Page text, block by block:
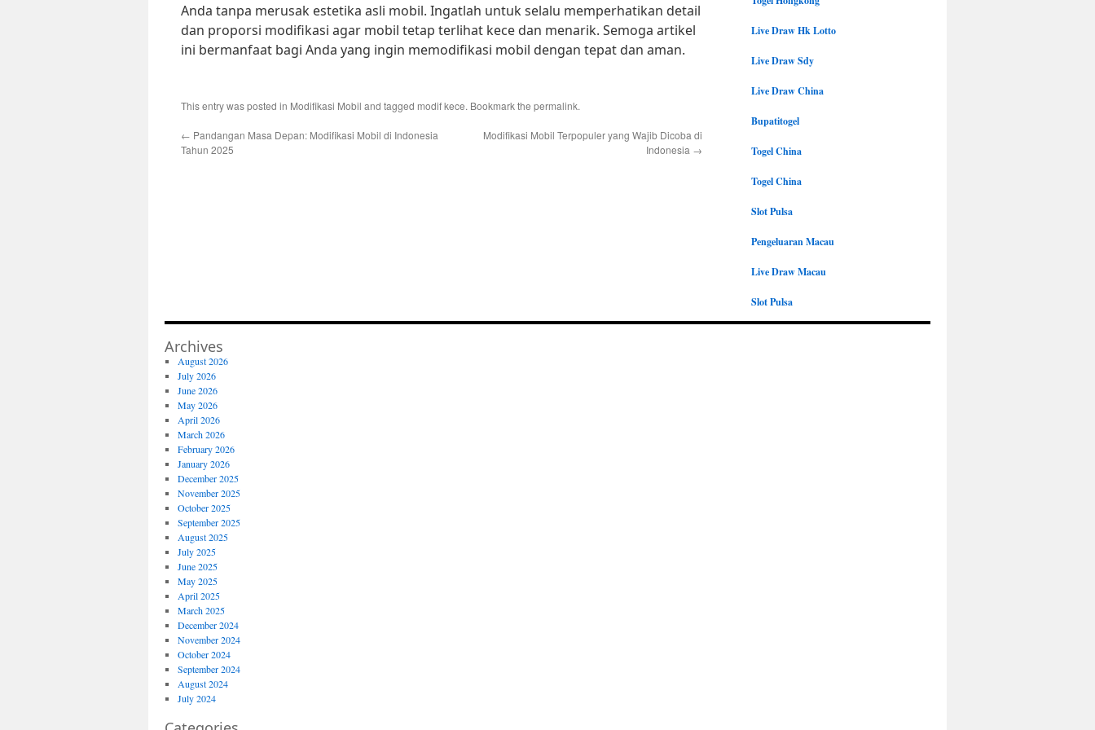
Anda tanpa merusak estetika asli mobil. Ingatlah untuk selalu memperhatikan detail
dan proporsi modifikasi agar mobil tetap terlihat kece dan menarik. Semoga artikel
ini bermanfaat bagi Anda yang ingin memodifikasi mobil dengan tepat dan aman.
This entry was posted in Modifikasi Mobil and tagged modif kece. Bookmark the permalink.
← Pandangan Masa Depan: Modifikasi Mobil di Indonesia
Tahun 2025
Modifikasi Mobil Terpopuler yang Wajib Dicoba di
Indonesia →
Live Draw Hk Lotto
Live Draw Sdy
Live Draw China
Bupatitogel
Togel China
Togel China
Slot Pulsa
Pengeluaran Macau
Live Draw Macau
Slot Pulsa
Archives
August 2026
July 2026
June 2026
May 2026
April 2026
March 2026
February 2026
January 2026
December 2025
November 2025
October 2025
September 2025
August 2025
July 2025
June 2025
May 2025
April 2025
March 2025
December 2024
November 2024
October 2024
September 2024
August 2024
July 2024